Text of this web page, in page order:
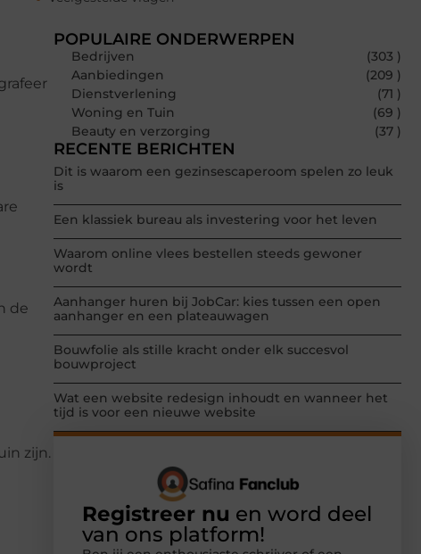
de
zijn.
POPULAIRE ONDERWERPEN
Bedrijven
(303 )
Aanbiedingen
(209 )
Dienstverlening
(71 )
Woning en Tuin
(69 )
Beauty en verzorging
(37 )
RECENTE BERICHTEN
Dit is waarom een gezinsescaperoom spelen zo leuk
is
Een klassiek bureau als investering voor het leven
Waarom online vlees bestellen steeds gewoner
wordt
Aanhanger huren bij JobCar: kies tussen een open
aanhanger en een plateauwagen
Bouwfolie als stille kracht onder elk succesvol
bouwproject
Wat een website redesign inhoudt en wanneer het
tijd is voor een nieuwe website
Registreer nu en word deel
van ons platform!